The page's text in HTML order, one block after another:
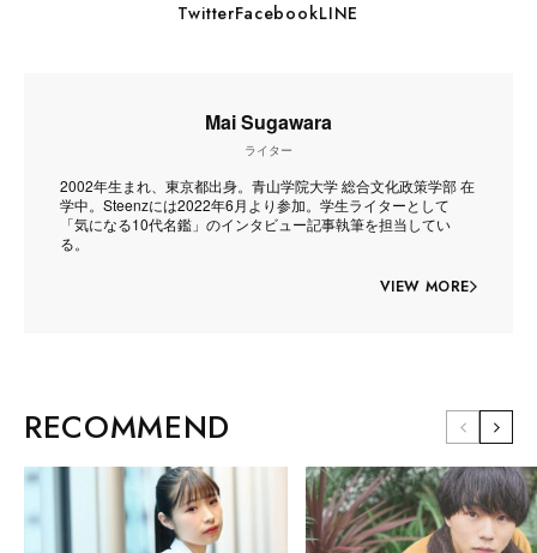
TwitterFacebookLINE
Mai Sugawara
ライター
2002年生まれ、東京都出身。青山学院大学 総合文化政策学部 在
学中。Steenzには2022年6月より参加。学生ライターとして
「気になる10代名鑑」のインタビュー記事執筆を担当してい
る。
VIEW MORE
RECOMMEND